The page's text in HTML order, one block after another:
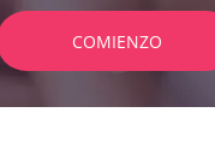
COMIENZO